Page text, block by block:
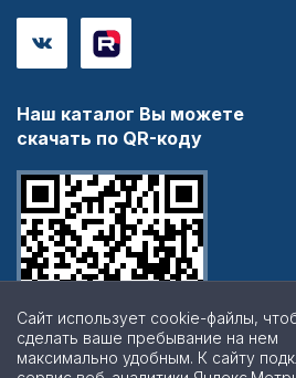
Наш каталог Вы можете
скачать по QR-коду
Сайт использует cookie-файлы,
сделать ваше пребывание на нем
максимально удобным. К cайту